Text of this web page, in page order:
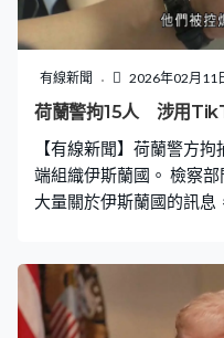
有線新聞 2026年02月11
荷蘭警拘15人 涉用
【有線新聞】荷蘭警方
端組織伊斯蘭國。 檢察
大量關於伊斯蘭國的訊息
部分是敘利亞人，亦有人
恐怖主義，宣揚伊斯蘭國